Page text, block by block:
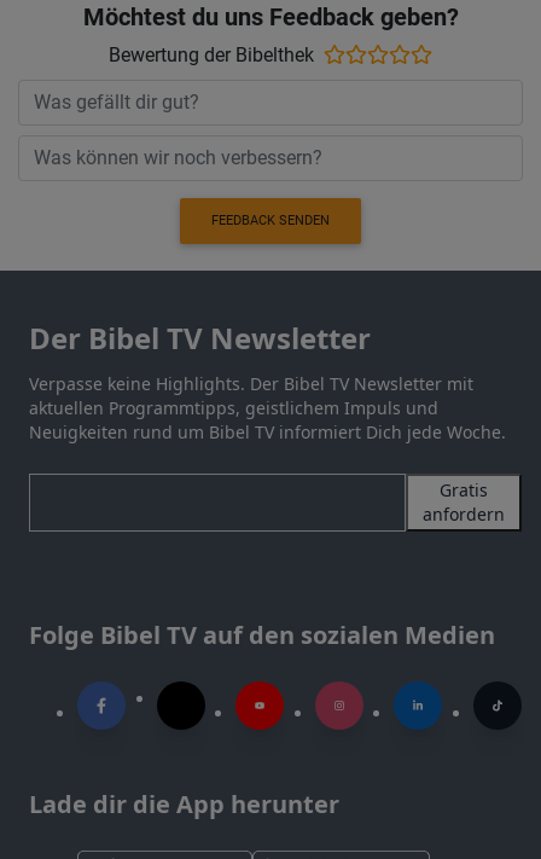
Möchtest du uns Feedback geben?
Bewertung der Bibelthek
FEEDBACK SENDEN
Der Bibel TV Newsletter
Verpasse keine Highlights. Der Bibel TV Newsletter mit
aktuellen Programmtipps, geistlichem Impuls und
Neuigkeiten rund um Bibel TV informiert Dich jede Woche.
Gratis
anfordern
Folge Bibel TV auf den sozialen Medien
Lade dir die App herunter